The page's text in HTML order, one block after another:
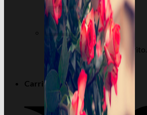
No hay productos en el carrito.
Volver a la tienda
Carrito